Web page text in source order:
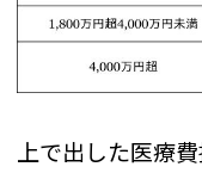
上で出した医療